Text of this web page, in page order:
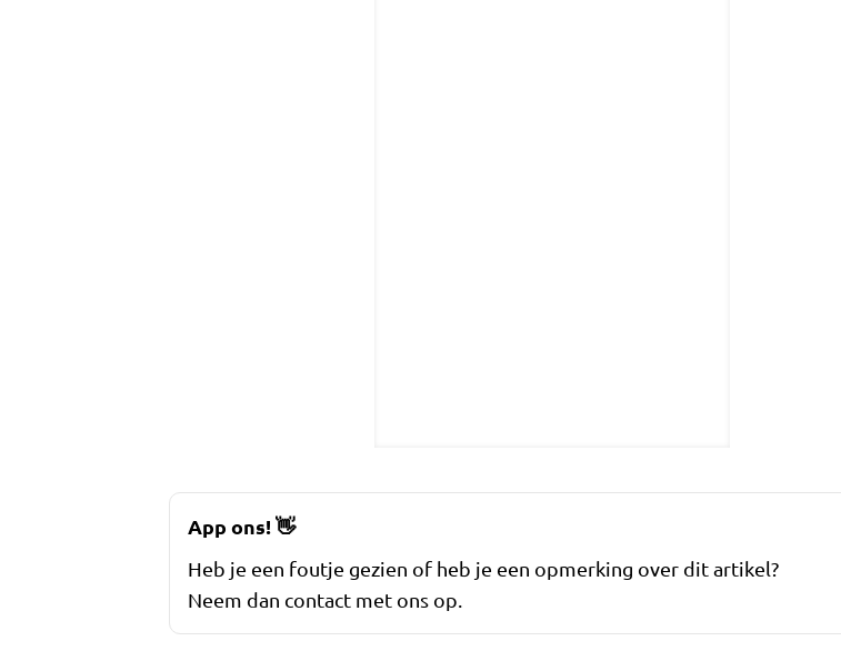
App ons!👋
Heb je een foutje gezien of heb je een opmerking over dit artikel?
Neem dan contact met ons op.